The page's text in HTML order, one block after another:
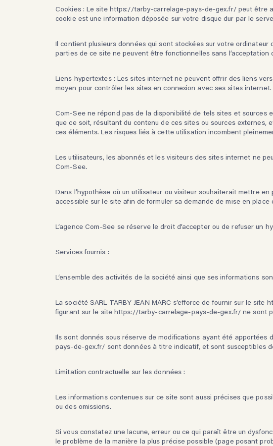
Cookies : Le site https://tarby-carrelage-pays-de-gex.fr/ peut être
cookie est une information déposée sur votre disque dur par le
Il contient plusieurs données qui sont stockées sur votre
parties de ce site ne peuvent être fonctionnelles sans l’acceptation
Liens hypertextes : Les sites internet ne peuvent offrir des liens
moyen pour contrôler les sites en connexion avec ses sites internet.
Com-See ne répond pas de la disponibilité de tels sites et sources
que ce soit, résultant du contenu de ces sites ou sources externes,
ces éléments. Les risques liés à cette utilisation incombent
Les utilisateurs, les abonnés et les visiteurs des sites internet ne
Com-See.
Dans l’hypothèse où un utilisateur ou visiteur souhaiterait mettre
accessible sur le site afin de formuler sa demande de mise en place
L’agence Com-See se réserve le droit d’accepter ou de refuser un
Services fournis :
L’ensemble des activités de la société ainsi que ses informations
La société SARL TARBY JEAN MARC s’efforce de fournir sur le
figurant sur le site https://tarby-carrelage-pays-de-gex.fr/ ne sont
Ils sont donnés sous réserve de modifications ayant été
pays-de-gex.fr/ sont données à titre indicatif, et sont susceptibles
Limitation contractuelle sur les données :
Les informations contenues sur ce site sont aussi précises que
ou des omissions.
Si vous constatez une lacune, erreur ou ce qui paraît être un
le problème de la manière la plus précise possible (page posant